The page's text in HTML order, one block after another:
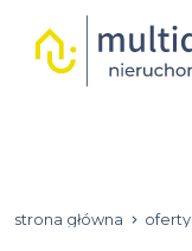
strona główna oferty